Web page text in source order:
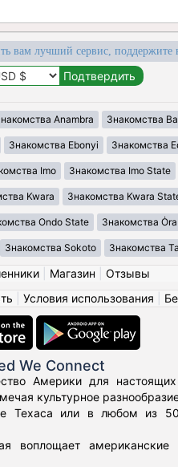
вам лучший сервис, поддержите
Anambra Знакомства
Знакомства Ebonyi Знакомства
Imo Знакомства Imo State
Kwara Знакомства Kwara
Ondo State Знакомства
Знакомства Sokoto Знакомства
| Магазин
Отзывы
Условия использования
We Connect
Америки для
культурное
или в любом из 50
воплощает американские